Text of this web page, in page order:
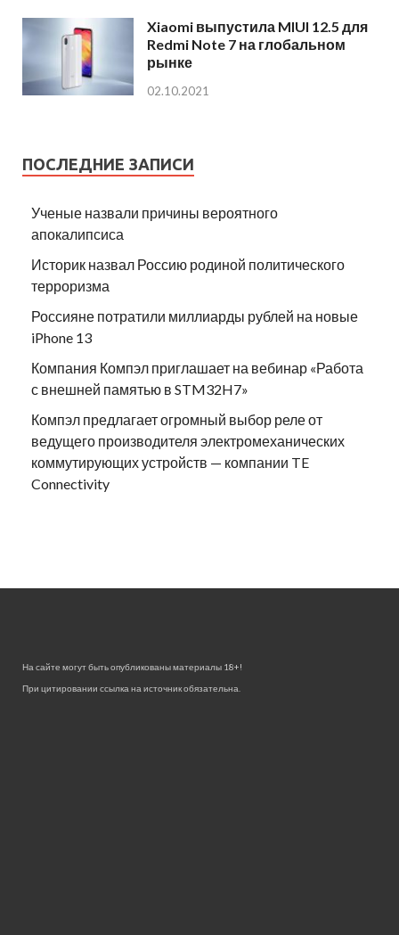
Xiaomi выпустила MIUI 12.5 для
Redmi Note 7 на глобальном
рынке
02.10.2021
ПОСЛЕДНИЕ ЗАПИСИ
Ученые назвали причины вероятного
апокалипсиса
Историк назвал Россию родиной политического
терроризма
Россияне потратили миллиарды рублей на новые
iPhone 13
Компания Компэл приглашает на вебинар «Работа
с внешней памятью в STM32H7»
Компэл предлагает огромный выбор реле от
ведущего производителя электромеханических
коммутирующих устройств — компании TE
Connectivity
На сайте могут быть опубликованы материалы 18+!
При цитировании ссылка на источник обязательна.